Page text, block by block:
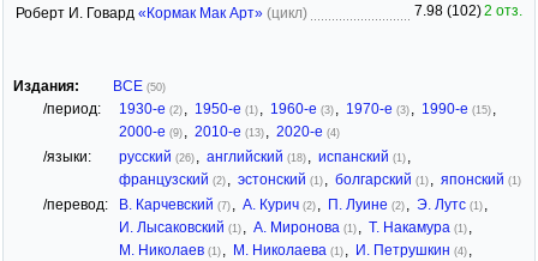
Роберт И. Говард «Кормак Мак Арт» (цикл) 7.98 (102)2 отз.
Издания: ВСЕ (50)
/период: 1930-е (2) , 1950-е (1) , 1960-е (3) , 1970-е (3) , 1990-е (15) ,
2000-е (9) , 2010-е (13) , 2020-е (4)
/языки: русский (26) , английский (18) , испанский (1) ,
французский (2) , эстонский (1) , болгарский (1) , японский (1)
/перевод: В. Карчевский (7) , А. Курич (2) , П. Луине (2) , Э. Лутс (1) ,
И. Лысаковский (1) , А. Миронова (1) , T. Накамура (1) ,
М. Николаев (1) , М. Николаева (1) , И. Петрушкин (4) ,